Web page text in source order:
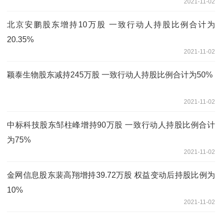
2021-11-02
北京安鹏股东增持10万股 一致行动人持股比例合计为
20.35%
2021-11-02
颖泰生物股东减持245万股 一致行动人持股比例合计为50%
2021-11-02
中标科技股东邹柱峰增持90万股 一致行动人持股比例合计
为75%
2021-11-02
金网信息股东裴高翔增持39.72万股 权益变动后持股比例为
10%
2021-11-02